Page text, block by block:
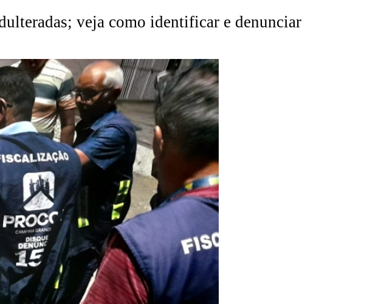
veja como identificar e denunciar